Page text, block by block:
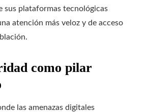
sus plataformas tecnológicas
atención más veloz y de acceso
como pilar
las amenazas digitales